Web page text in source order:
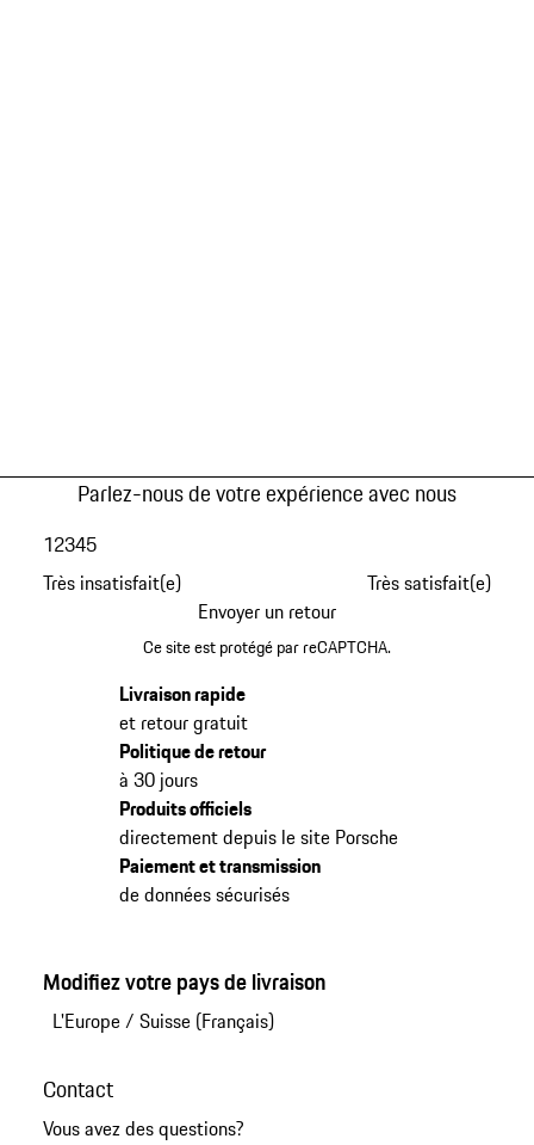
Parlez-nous de votre expérience avec nous
Très insatisfait(e)
12345
Très satisfait(e)
Envoyer un retour
Ce site est protégé par reCAPTCHA.
Livraison rapide
et retour gratuit
Politique de retour
à 30 jours
Produits officiels
directement depuis le site Porsche
Paiement et transmission
de données sécurisés
Modifiez votre pays de livraison
L'Europe/ Suisse (Français)
Contact
Vous avez des questions?